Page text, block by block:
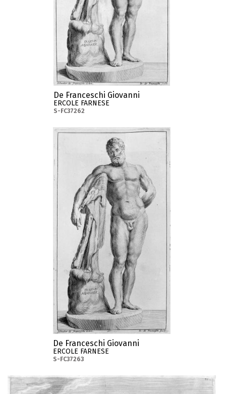
De Franceschi Giovanni
ERCOLE FARNESE
S-FC37262
De Franceschi Giovanni
ERCOLE FARNESE
S-FC37263